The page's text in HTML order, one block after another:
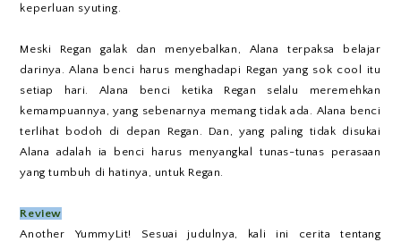
keperluan syuting.
Meski Regan galak dan menyebalkan, Alana terpaksa belajar
darinya. Alana benci harus menghadapi Regan yang sok cool itu
setiap hari. Alana benci ketika Regan selalu meremehkan
kemampuannya, yang sebenarnya memang tidak ada. Alana benci
terlihat bodoh di depan Regan. Dan, yang paling tidak disukai
Alana adalah ia benci harus menyangkal tunas-tunas perasaan
yang tumbuh di hatinya, untuk Regan.
Review
Another YummyLit! Sesuai judulnya, kali ini cerita tentang